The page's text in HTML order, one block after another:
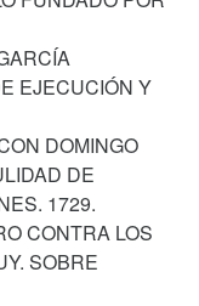
EJECUCIÓN Y
DOMINGO
DE
1729.
CONTRA LOS
SOBRE